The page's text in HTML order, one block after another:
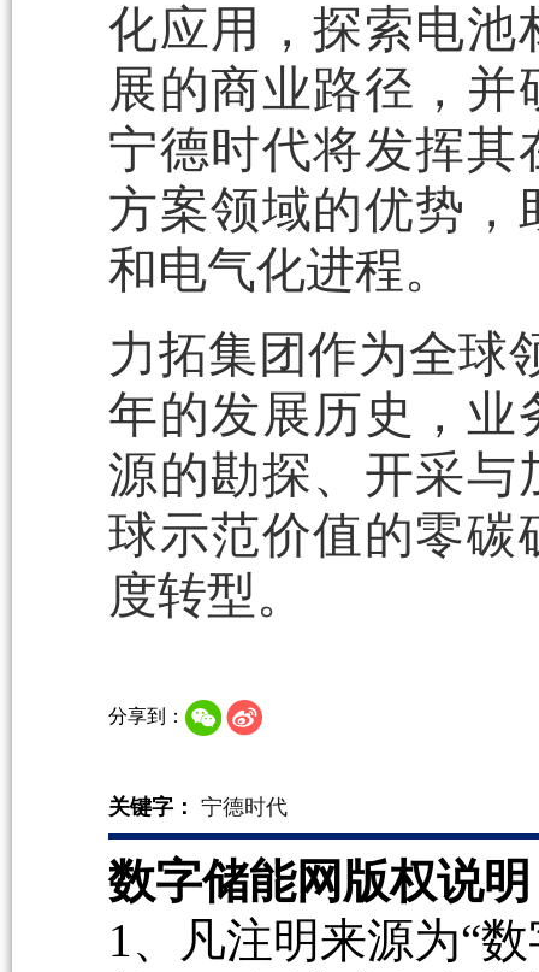
化应用，探索电池
展的商业路径，
宁德时代将发挥其
方案领域的优势，
和电气化进程。
力拓集团作为全球
年的发展历史，业
源的勘探、开采与
球示范价值的零碳
度转型。
分享到：
关键字： 宁德时代
数字储能网版权说
1、凡注明来源为“